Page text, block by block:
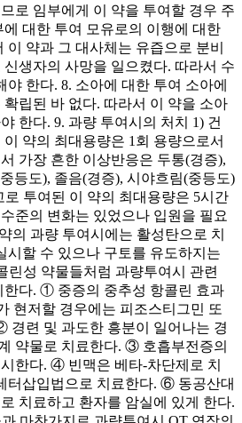
로 임부에게 이 약을 투여할 경우 주
대한 투여 모유로의 이행에 대한
이 약과 그 대사체는 유즙으로 분비
생자의 사망을 일으켰다. 따라서 수
야 한다. 8. 소아에 대한 투여 소아에
립된 바 없다. 따라서 이 약을 소아
한다. 9. 과량 투여시의 처치 1) 건
약의 최대용량은 1회 용량으로서
가장 흔한 이상반응은 두통(경증),
등도), 졸음(경증), 시야흐림(중등도)
로 투여된 이 약의 최대용량은 5시간
준의 변화는 있었으나 입원을 필요
의 과량 투여시에는 활성탄으로 치
시할 수 있으나 구토를 유도하지는
린성 약물들처럼 과량투여시 관련
한다. ① 중증의 중추성 항콜린 효과
현저할 경우에는 피조스티그민 또
경련 및 과도한 흥분이 일어나는 경
약물로 치료한다. ③ 호흡부전증의
한다. ④ 빈맥은 베타-차단제로 치
터삽입법으로 치료한다. ⑥ 동공산대
치료하고 환자를 암실에 있게 한다.